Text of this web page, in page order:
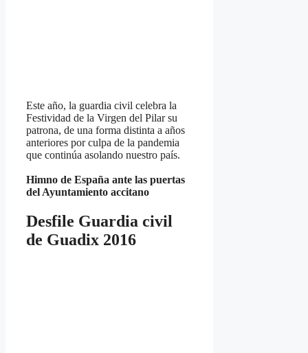
Este año, la guardia civil celebra la
Festividad de la Virgen del Pilar su
patrona, de una forma distinta a años
anteriores por culpa de la pandemia
que continúa asolando nuestro país.
Himno de España ante las puertas
del Ayuntamiento accitano
Desfile Guardia civil
de Guadix 2016